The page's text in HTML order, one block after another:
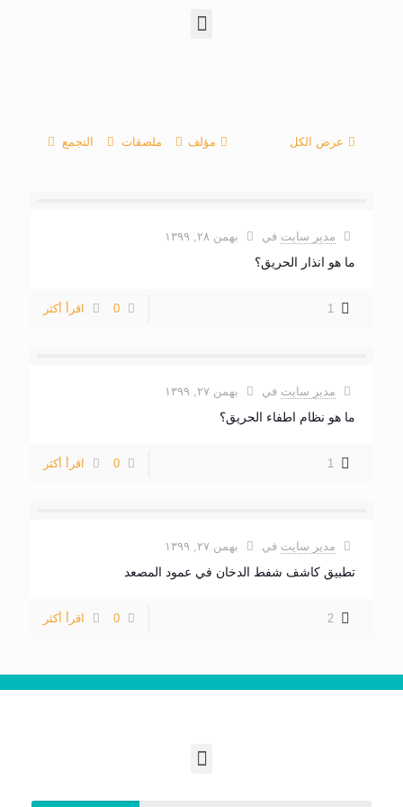
التجمع ملصقات مؤلف عرض الكل
مدیر سایت في بهمن ۲۸, ۱۳۹۹
ما هو انذار الحريق؟
1
0 اقرأ أكثر
مدیر سایت في بهمن ۲۷, ۱۳۹۹
ما هو نظام اطفاء الحريق؟
1
0 اقرأ أكثر
مدیر سایت في بهمن ۲۷, ۱۳۹۹
تطبيق كاشف شفط الدخان في عمود المصعد
2
0 اقرأ أكثر